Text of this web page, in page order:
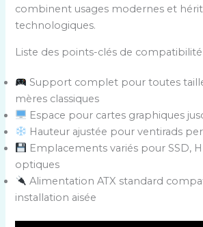
combinent usages modernes et
technologiques.
Liste des points-clés de compatibilité
Support complet pour toutes
mères classiques
Espace pour cartes graphiques
Hauteur ajustée pour ventirads
Emplacements variés pour SSD,
optiques
Alimentation ATX standard
installation aisée